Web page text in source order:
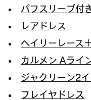
パフスリーブ付
レアドレス
ヘイリーレース
カルメン Aライ
ジャクリーン2イ
フレイヤドレス